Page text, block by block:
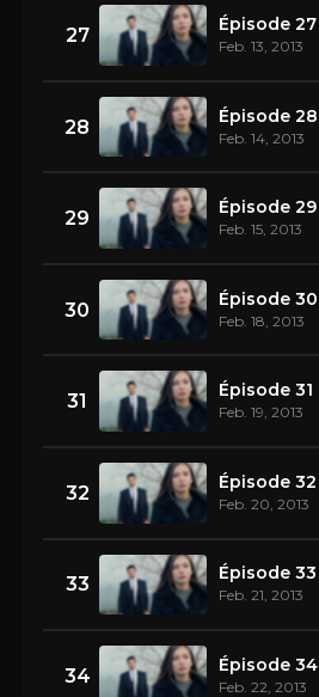
27 Épisode 27
Feb. 13, 2013
28 Épisode 28
Feb. 14, 2013
29 Épisode 29
Feb. 15, 2013
30 Épisode 30
Feb. 18, 2013
31 Épisode 31
Feb. 19, 2013
32 Épisode 32
Feb. 20, 2013
33 Épisode 33
Feb. 21, 2013
34 Épisode 34
Feb. 22, 2013